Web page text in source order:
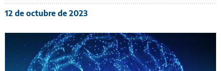
12 de octubre de 2023